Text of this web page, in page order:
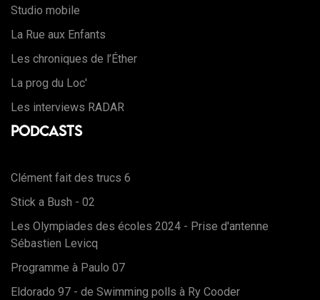
Studio mobile
La Rue aux Enfants
Les chroniques de l’Éther
La prog du Loc'
Les interviews RADAR
Podcasts
Clément fait des trucs 6
Stick a Bush - 02
Les Olympiades des écoles 2024 - Prise d'antenne
Sébastien Levicq
Programme à Paulo 07
Eldorado 97 - de Swimming polls à Ry Cooder